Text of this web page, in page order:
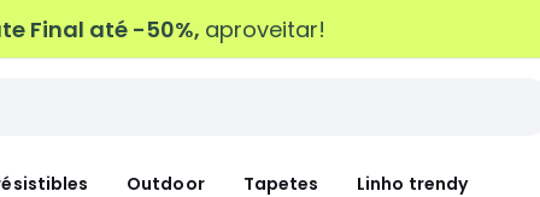
Final até -50%, aproveitar!
Outdoor Tapetes Linho trendy